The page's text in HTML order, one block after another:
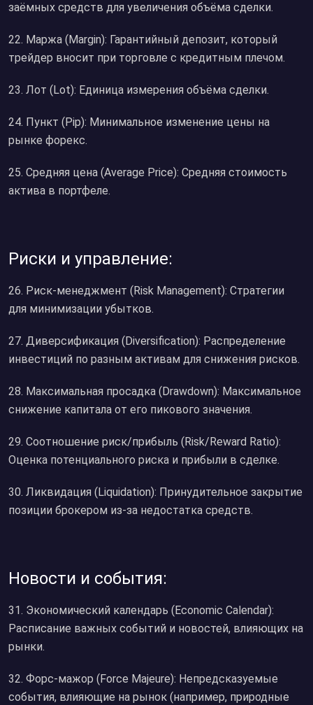
заёмных средств для увеличения объёма сделки.
22. Маржа (Margin): Гарантийный депозит, который
трейдер вносит при торговле с кредитным плечом.
23. Лот (Lot): Единица измерения объёма сделки.
24. Пункт (Pip): Минимальное изменение цены на
рынке форекс.
25. Средняя цена (Average Price): Средняя стоимость
актива в портфеле.
Риски и управление:
26. Риск-менеджмент (Risk Management): Стратегии
для минимизации убытков.
27. Диверсификация (Diversification): Распределение
инвестиций по разным активам для снижения рисков.
28. Максимальная просадка (Drawdown): Максимальное
снижение капитала от его пикового значения.
29. Соотношение риск/прибыль (Risk/Reward Ratio):
Оценка потенциального риска и прибыли в сделке.
30. Ликвидация (Liquidation): Принудительное закрытие
позиции брокером из-за недостатка средств.
Новости и события:
31. Экономический календарь (Economic Calendar):
Расписание важных событий и новостей, влияющих на
рынки.
32. Форс-мажор (Force Majeure): Непредсказуемые
события, влияющие на рынок (например, природные